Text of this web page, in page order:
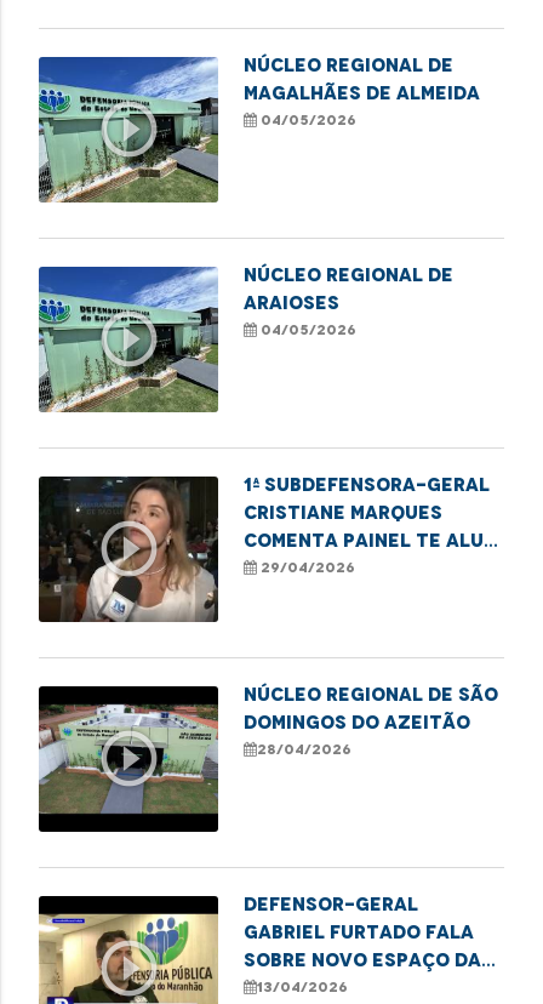
play_circle_outline
NÚCLEO REGIONAL DE
MAGALHÃES DE ALMEIDA
04/05/2026
play_circle_outline
NÚCLEO REGIONAL DE
ARAIOSES
04/05/2026
play_circle_outline
1ª subdefensora-geral
Cristiane Marques
comenta painel Te Alui,
Mulher sobre inclusão
29/04/2026
play_circle_outline
Núcleo Regional de São
Domingos do Azeitão
28/04/2026
play_circle_outline
Defensor-geral
Gabriel Furtado fala
sobre novo espaço da
DPE/MA para acolher
13/04/2026